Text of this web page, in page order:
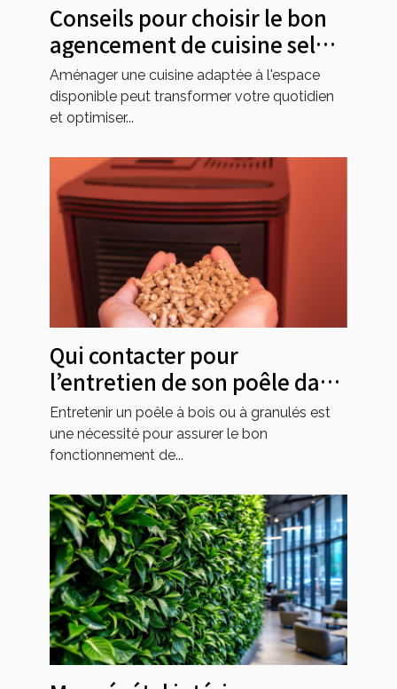
Conseils pour choisir le bon
agencement de cuisine selon
l'espace disponible
Aménager une cuisine adaptée à l'espace
disponible peut transformer votre quotidien
et optimiser...
Qui contacter pour
l’entretien de son poêle dans
le 49 ?
Entretenir un poêle à bois ou à granulés est
une nécessité pour assurer le bon
fonctionnement de...